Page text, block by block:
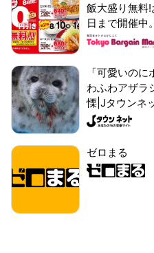
飯大盛り無料
日まで開催中。
「可愛いの
わふわアザラ
慄|Jタウンネ
ゼロまる